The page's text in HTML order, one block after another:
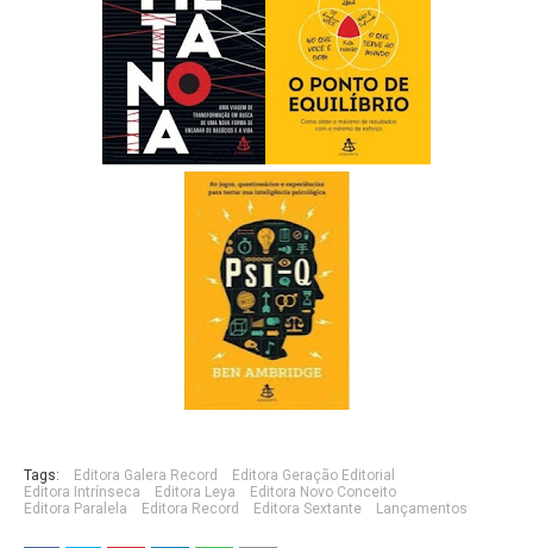
Tags: Editora Galera Record
Editora Geração Editorial
Editora Intrínseca
Editora Leya
Editora Novo Conceito
Editora Paralela
Editora Record Editora Sextante Lançamentos